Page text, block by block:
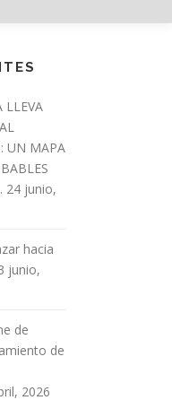
LLEVA
UN MAPA
24 junio,
hacia
junio,
de
de
2026